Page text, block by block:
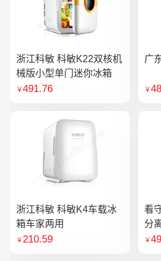
浙江科敏 科敏K22双核机
械版小型单门迷你冰箱
￥491.76
广
￥
浙江科敏 科敏K4车载冰
箱车家两用
￥210.59
看
分
个
￥